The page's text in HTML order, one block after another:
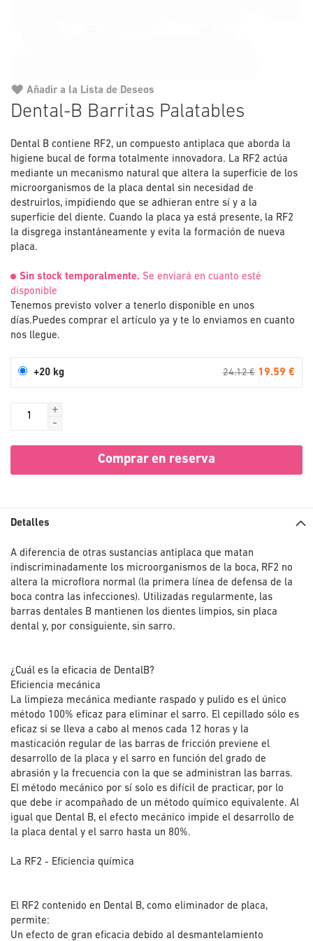
Dental-B Barritas Palatables
Dental B contiene RF2, un compuesto antiplaca que aborda la
higiene bucal de forma totalmente innovadora. La RF2 actúa
mediante un mecanismo natural que altera la superficie de los
microorganismos de la placa dental sin necesidad de
destruirlos, impidiendo que se adhieran entre sí y a la
superficie del diente. Cuando la placa ya está presente, la RF2
la disgrega instantáneamente y evita la formación de nueva
placa.
Sin stock temporalmente. Se enviará en cuanto esté
disponible
Tenemos previsto volver a tenerlo disponible en unos
días.Puedes comprar el artículo ya y te lo enviamos en cuanto
nos llegue.
+20 kg 24.12 € 19.59 €
+
-
Comprar en reserva
Añadir a la Lista de Deseos
al
de
la
galería
de
imágenes
Detalles
A diferencia de otras sustancias antiplaca que matan
indiscriminadamente los microorganismos de la boca, RF2 no
altera la microflora normal (la primera línea de defensa de la
boca contra las infecciones). Utilizadas regularmente, las
barras dentales B mantienen los dientes limpios, sin placa
dental y, por consiguiente, sin sarro.
¿Cuál es la eficacia de DentalB?
Eficiencia mecánica
La limpieza mecánica mediante raspado y pulido es el único
método 100% eficaz para eliminar el sarro. El cepillado sólo es
eficaz si se lleva a cabo al menos cada 12 horas y la
masticación regular de las barras de fricción previene el
desarrollo de la placa y el sarro en función del grado de
abrasión y la frecuencia con la que se administran las barras.
El método mecánico por sí solo es difícil de practicar, por lo
que debe ir acompañado de un método químico equivalente. Al
igual que Dental B, el efecto mecánico impide el desarrollo de
la placa dental y el sarro hasta un 80%.
La RF2 - Eficiencia química
El RF2 contenido en Dental B, como eliminador de placa,
permite:
Un efecto de gran eficacia debido al desmantelamiento